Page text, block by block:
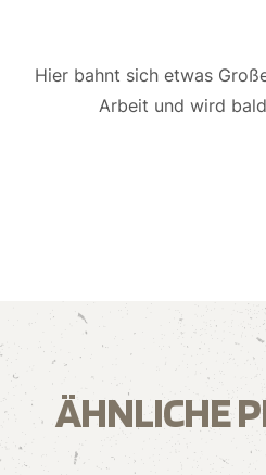
Hier bahnt sich etwas
Arbeit und wird
ÄHNLICHE